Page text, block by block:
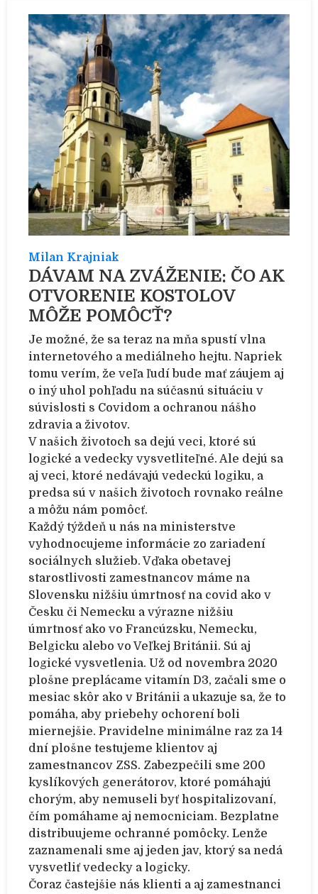
Milan Krajniak
DÁVAM NA ZVÁŽENIE: ČO AK
OTVORENIE KOSTOLOV
MÔŽE POMÔCŤ?
Je možné, že sa teraz na mňa spustí vlna
internetového a mediálneho hejtu. Napriek
tomu verím, že veľa ľudí bude mať záujem aj
o iný uhol pohľadu na súčasnú situáciu v
súvislosti s Covidom a ochranou nášho
zdravia a životov.
V našich životoch sa dejú veci, ktoré sú
logické a vedecky vysvetliteľné. Ale dejú sa
aj veci, ktoré nedávajú vedeckú logiku, a
predsa sú v našich životoch rovnako reálne
a môžu nám pomôcť.
Každý týždeň u nás na ministerstve
vyhodnocujeme informácie zo zariadení
sociálnych služieb. Vďaka obetavej
starostlivosti zamestnancov máme na
Slovensku nižšiu úmrtnosť na covid ako v
Česku či Nemecku a výrazne nižšiu
úmrtnosť ako vo Francúzsku, Nemecku,
Belgicku alebo vo Veľkej Británii. Sú aj
logické vysvetlenia. Už od novembra 2020
plošne preplácame vitamín D3, začali sme o
mesiac skôr ako v Británii a ukazuje sa, že to
pomáha, aby priebehy ochorení boli
miernejšie. Pravidelne minimálne raz za 14
dní plošne testujeme klientov aj
zamestnancov ZSS. Zabezpečili sme 200
kyslíkových generátorov, ktoré pomáhajú
chorým, aby nemuseli byť hospitalizovaní,
čím pomáhame aj nemocniciam. Bezplatne
distribuujeme ochranné pomôcky. Lenže
zaznamenali sme aj jeden jav, ktorý sa nedá
vysvetliť vedecky a logicky.
Čoraz častejšie nás klienti a aj zamestnanci